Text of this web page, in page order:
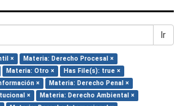
Ir
×
Materia: Derecho Procesal ×
Materia: Otro ×
Has File(s): true ×
×
Materia: Derecho Penal ×
×
Materia: Derecho Ambiental ×